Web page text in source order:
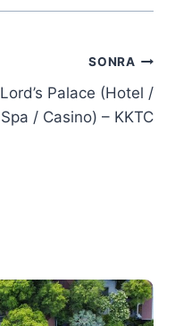
SONRA
Lord’s Palace (Hotel /
Spa / Casino) – KKTC